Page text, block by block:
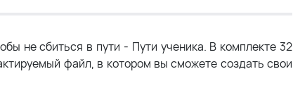
не сбиться в пути - Пути ученика. В комплекте 32
файл, в котором вы сможете создать свои